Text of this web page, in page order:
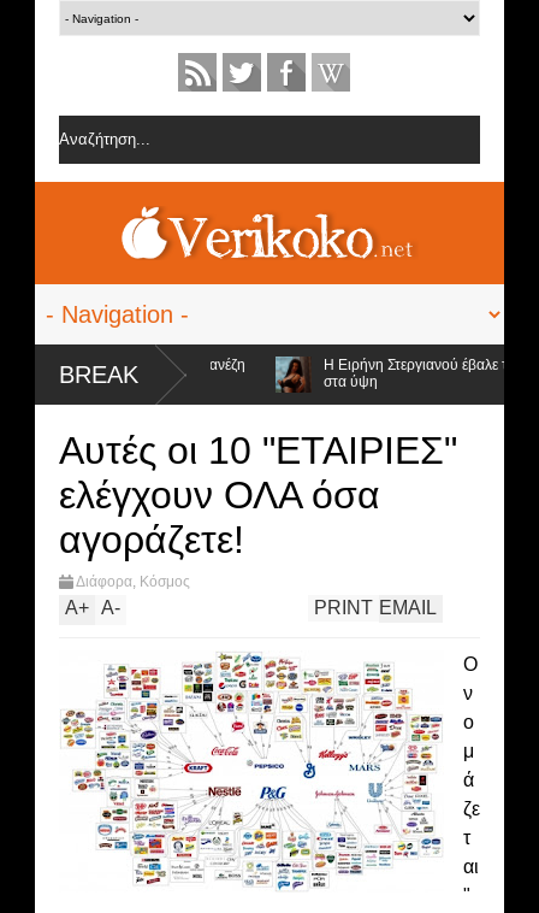
BREAK
την ομάδα της Σοφίας Δανέζη
Η Ειρήνη Στεργιανού έβαλε τα...
στα ύψη
Αυτές οι 10 "ΕΤΑΙΡΙΕΣ"
ελέγχουν ΟΛΑ όσα
αγοράζετε!
Διάφορα, Κόσμος
A+ A- EMAIL
PRINT
Ο
ν
ο
μ
ά
ζε
τ
αι
"